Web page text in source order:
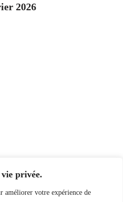
privée.
améliorer votre expérience de
2026